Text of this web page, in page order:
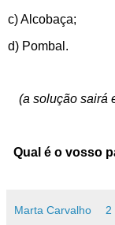
c) Alcobaça;
d) Pombal.
(a solução sairá
Qual é o vosso
Marta Carvalho 2